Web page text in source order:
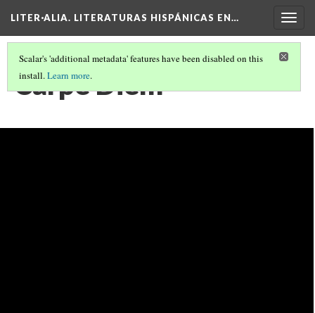
LITER·ALIA. LITERATURAS HISPÁNICAS EN…
Scalar's 'additional metadata' features have been disabled on this
install.Learn more.
Carpe Diem